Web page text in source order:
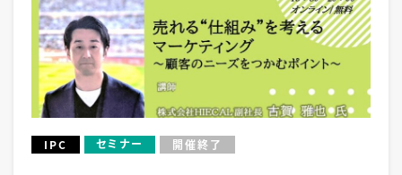
IPC セミナー 開催終了